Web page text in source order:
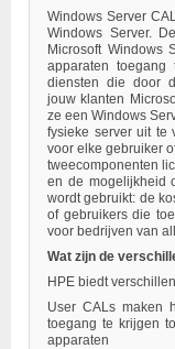
Windows Server
Windows Server.
Microsoft Windows
apparaten
diensten die door
jouw klanten
ze een Windows
fysieke server uit te
voor elke gebruiker
tweecomponenten
en de mogelijkheid
wordt gebruikt: de
of gebruikers die
voor bedrijven van
Wat zijn de
HPE biedt
User CALs maken
toegang te krijgen
apparaten